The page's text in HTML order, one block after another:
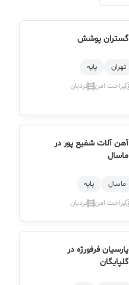
گستران پوشش
تهران
پایه
پراخت امن
نردبان
آهن آلات شفیع پور در
ماسال
ماسال
پایه
پراخت امن
نردبان
پارسیان فرفورژه در
گلپایگان